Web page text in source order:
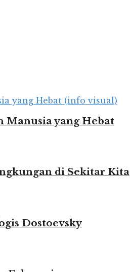
Manusia yang Hebat
di Sekitar Kita
Dostoevsky